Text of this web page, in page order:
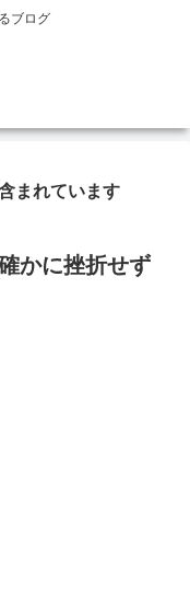
ブログ
まれています
かに挫折せず